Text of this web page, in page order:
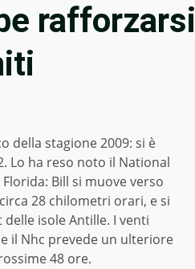
rafforzarsi
della stagione 2009: si è
Lo ha reso noto il National
Bill si muove verso
28 chilometri orari, e si
isole Antille. I venti
il Nhc prevede un ulteriore
48 ore.